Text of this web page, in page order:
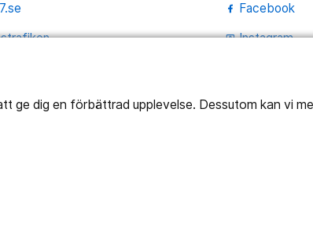
dig en förbättrad upplevelse. Dessutom kan vi
Facebook
portraitInstagram